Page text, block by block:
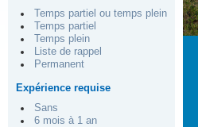
Temps partiel ou temps plein
Temps partiel
Temps plein
Liste de rappel
Permanent
Expérience requise
Sans
6 mois à 1 an